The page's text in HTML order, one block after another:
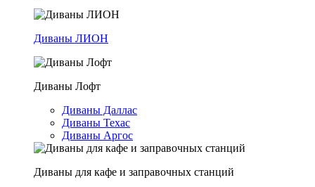
Диваны ЛИОН
Диваны Лофт
Диваны Даллас
Диваны Техас
Диваны Аргос
Диваны для кафе и заправочных станций